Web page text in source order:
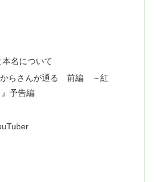
名について
からさんが通る 前編 ～紅
予告編